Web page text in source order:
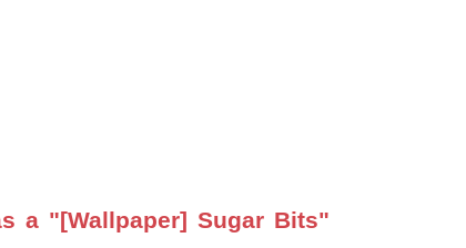
a "[Wallpaper] Sugar Bits"